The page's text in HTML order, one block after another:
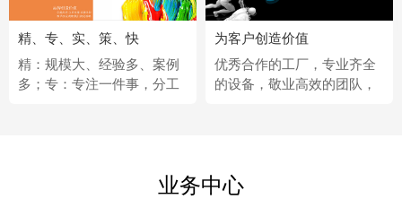
精、专、实、策、快
精：规模大、经验多、案例
多；专：专注一件事，分工
为客户创造价值
优秀合作的工厂，专业齐全
的设备，敬业高效的团队，
业务中心